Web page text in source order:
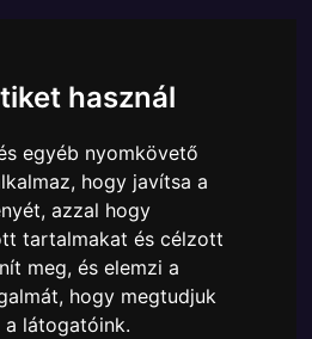
használ
egyéb nyomkövető
hogy javítsa a
azzal hogy
tartalmakat és célzott
meg, és elemzi a
hogy megtudjuk
a látogatóink.
népszerű terméke a Funko
karakter Harry Potter
ablakos csomagolásban
várja új gazdáját.